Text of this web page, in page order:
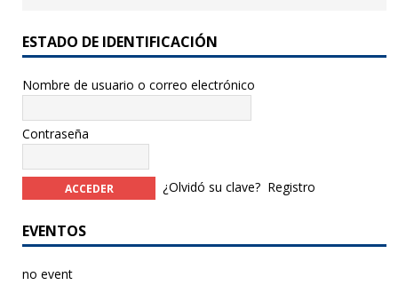
ESTADO DE IDENTIFICACIÓN
Nombre de usuario o correo electrónico
Contraseña
¿Olvidó su clave? Registro
EVENTOS
no event